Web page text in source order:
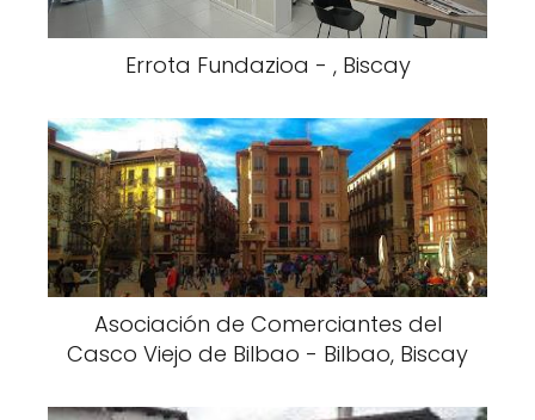
Errota Fundazioa - , Biscay
Asociación de Comerciantes del
Casco Viejo de Bilbao - Bilbao, Biscay